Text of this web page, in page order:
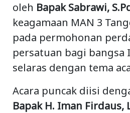
oleh Bapak Sabrawi,
keagamaan MAN 3
pada permohonan
persatuan bagi bangsa
selaras dengan tema
Acara puncak diisi
Bapak H. Iman Firdaus,